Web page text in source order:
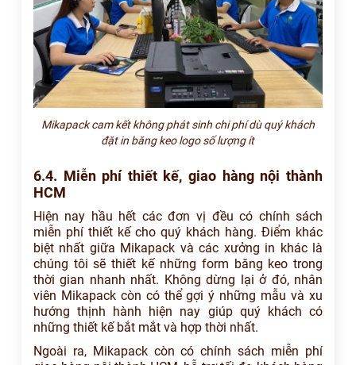
Mikapack cam kết không phát sinh chi phí dù quý khách
đặt in băng keo logo số lượng ít
6.4. Miễn phí thiết kế, giao hàng nội thành
HCM
Hiện nay hầu hết các đơn vị đều có chính sách
miễn phí thiết kế cho quý khách hàng. Điểm khác
biệt nhất giữa Mikapack và các xưởng in khác là
chúng tôi sẽ thiết kế những form băng keo trong
thời gian nhanh nhất. Không dừng lại ở đó, nhân
viên Mikapack còn có thể gợi ý những mẫu và xu
hướng thịnh hành hiện nay giúp quý khách có
những thiết kế bắt mắt và hợp thời nhất.
Ngoài ra, Mikapack còn có chính sách miễn phí